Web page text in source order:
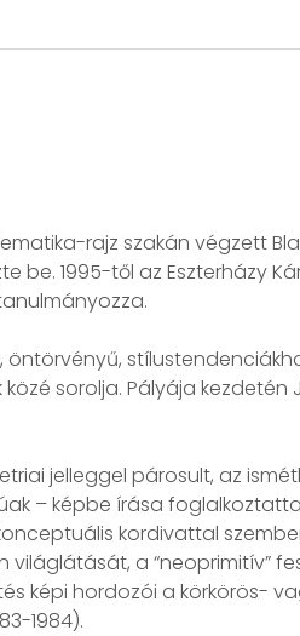
rajz szakán végzett
1995-től az Eszterházy
sorolja. Pályája
jelleggel párosult, az
– képbe írása
kordivattal
a “neoprimitív”
képi hordozói a körkörös-
1984).